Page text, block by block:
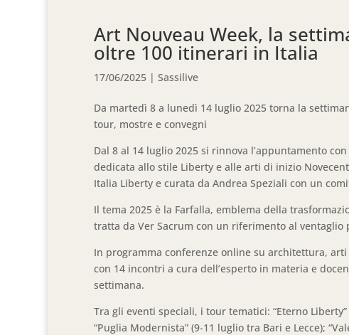
Art Nouveau Week, la
oltre 100 itinerari in Italia
17/06/2025 |Sassilive
Da martedì 8 a lunedì 14 luglio 2025 torna la
tour, mostre e convegni
Dal 8 al 14 luglio 2025 si rinnova l’appuntamento
dedicata allo stile Liberty e alle arti di inizio
Italia Liberty e curata da Andrea Speziali con un
Il tema 2025 è la Farfalla, emblema della
tratta da Ver Sacrum con un riferimento al ventaglio
In programma conferenze online su architettura,
con 14 incontri a cura dell’esperto in materia e
settimana.
Tra gli eventi speciali, i tour tematici: “Eterno
“Puglia Modernista” (9-11 luglio tra Bari e Lecce);